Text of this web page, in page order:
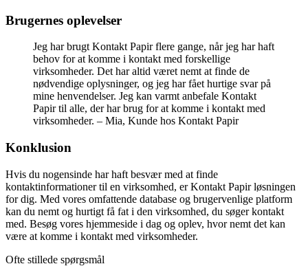
Brugernes oplevelser
Jeg har brugt Kontakt Papir flere gange, når jeg har haft
behov for at komme i kontakt med forskellige
virksomheder. Det har altid været nemt at finde de
nødvendige oplysninger, og jeg har fået hurtige svar på
mine henvendelser. Jeg kan varmt anbefale Kontakt
Papir til alle, der har brug for at komme i kontakt med
virksomheder. – Mia, Kunde hos Kontakt Papir
Konklusion
Hvis du nogensinde har haft besvær med at finde
kontaktinformationer til en virksomhed, er Kontakt Papir løsningen
for dig. Med vores omfattende database og brugervenlige platform
kan du nemt og hurtigt få fat i den virksomhed, du søger kontakt
med. Besøg vores hjemmeside i dag og oplev, hvor nemt det kan
være at komme i kontakt med virksomheder.
Ofte stillede spørgsmål